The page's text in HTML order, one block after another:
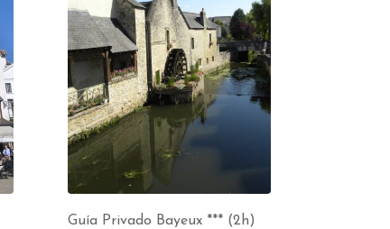
Guía Privado Bayeux *** (2h)